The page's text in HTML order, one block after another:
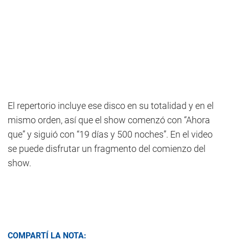
El repertorio incluye ese disco en su totalidad y en el
mismo orden, así que el show comenzó con “Ahora
que” y siguió con “19 días y 500 noches”. En el video
se puede disfrutar un fragmento del comienzo del
show.
COMPARTÍ LA NOTA: